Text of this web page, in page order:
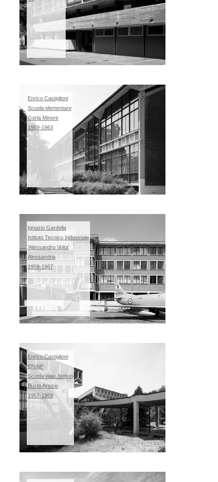
Enrico Castiglioni
Scuola elementare
Gorla Minore
1959-1963
Ignazio Gardella
Istituto Tecnico Industriale
'Alessandro Volta'
Alessandria
1959-1967
Enrico Castiglioni
ENAIP
Scuola viale Stelvio
Busto Arsizio
1957-1959